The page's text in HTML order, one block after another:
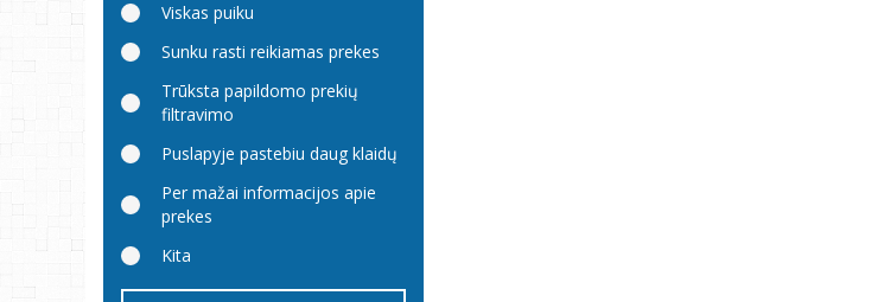
Viskas puiku
Sunku rasti reikiamas prekes
Trūksta papildomo prekių
filtravimo
Puslapyje pastebiu daug klaidų
Per mažai informacijos apie
prekes
Kita